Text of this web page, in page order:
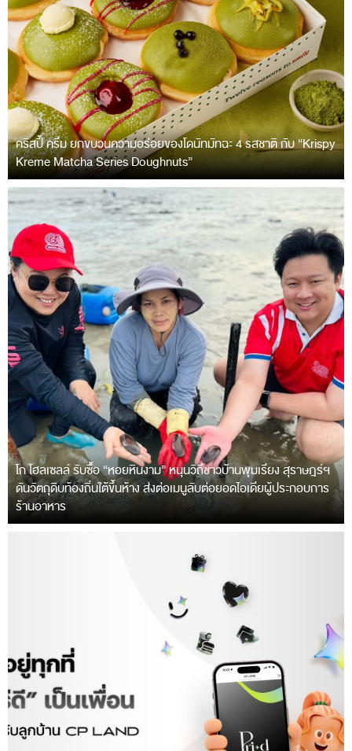
คริสปี้ ครีม ยกขบวนความอร่อยของโดนัทมัทฉะ 4 รสชาติ กับ “Krispy
Kreme Matcha Series Doughnuts”
โก โฮลเซลล์ รับซื้อ “หอยหินงาม” หนุนวิถีชาวบ้านพุมเรียง สุราษฎร์ฯ
ดันวัตถุดิบท้องถิ่นใต้ขึ้นห้าง ส่งต่อเมนูลับต่อยอดไอเดียผู้ประกอบการ
ร้านอาหาร